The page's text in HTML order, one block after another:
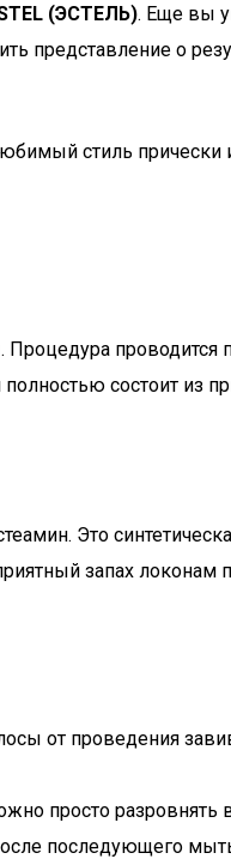
(ЭСТЕЛЬ). Еще вы
представление о
стиль
состоит из
Это
запах локонам
от проведения
просто разровнять
последующего